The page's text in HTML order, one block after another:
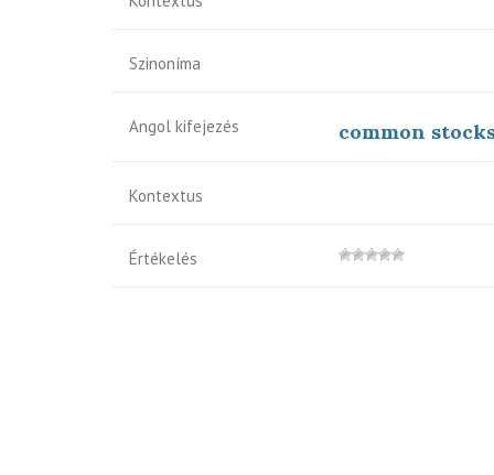
Szinoníma
Angol kifejezés common
Kontextus
Értékelés